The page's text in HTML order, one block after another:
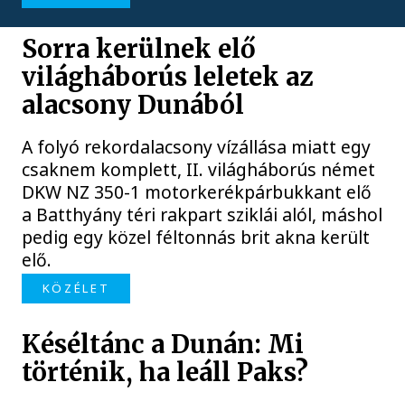
Sorra kerülnek elő
világháborús leletek az
alacsony Dunából
A folyó rekordalacsony vízállása miatt egy
csaknem komplett, II. világháborús német
DKW NZ 350-1 motorkerékpárbukkant elő
a Batthyány téri rakpart sziklái alól, máshol
pedig egy közel féltonnás brit akna került
elő.
KÖZÉLET
Késéltánc a Dunán: Mi
történik, ha leáll Paks?